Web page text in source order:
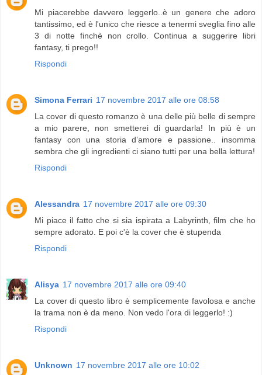
Mi piacerebbe davvero leggerlo..è un genere che adoro
tantissimo, ed è l'unico che riesce a tenermi sveglia fino alle
3 di notte finchè non crollo. Continua a suggerire libri
fantasy, ti prego!!
Rispondi
Simona Ferrari 17 novembre 2017 alle ore 08:58
La cover di questo romanzo è una delle più belle di sempre
a mio parere, non smetterei di guardarla! In più è un
fantasy con una storia d’amore e passione.. insomma
sembra che gli ingredienti ci siano tutti per una bella lettura!
Rispondi
Alessandra 17 novembre 2017 alle ore 09:30
Mi piace il fatto che si sia ispirata a Labyrinth, film che ho
sempre adorato. E poi c'è la cover che è stupenda
Rispondi
Alisya 17 novembre 2017 alle ore 09:40
La cover di questo libro è semplicemente favolosa e anche
la trama non è da meno. Non vedo l'ora di leggerlo! :)
Rispondi
Unknown 17 novembre 2017 alle ore 10:02